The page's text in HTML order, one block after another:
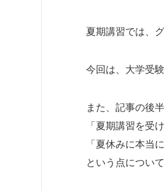
夏期講習では、
今回は、大学受
また、記事の後半
「夏期講習を受
「夏休みに本当
という点につい